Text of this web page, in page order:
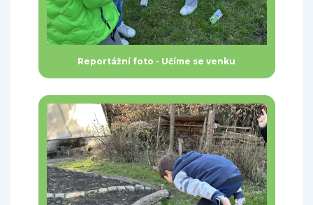
Reportážní foto - Učíme se venku